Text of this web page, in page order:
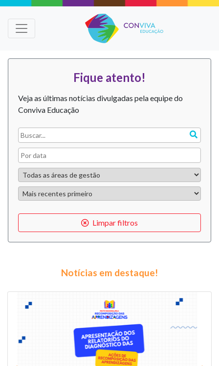
Fique atento!
Veja as últimas notícias divulgadas pela equipe do
Conviva Educação
Limpar filtros
Notícias em destaque!